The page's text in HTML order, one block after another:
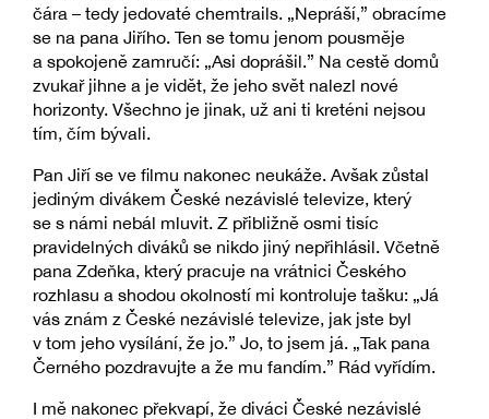
čára – tedy jedovaté chemtrails. „Nepráší,” obracíme
se na pana Jiřího. Ten se tomu jenom pousměje
a spokojeně zamručí: „Asi doprášil.” Na cestě domů
zvukař jihne a je vidět, že jeho svět nalezl nové
horizonty. Všechno je jinak, už ani ti kreténi nejsou
tím, čím bývali.
Pan Jiří se ve filmu nakonec neukáže. Avšak zůstal
jediným divákem České nezávislé televize, který
se s námi nebál mluvit. Z přibližně osmi tisíc
pravidelných diváků se nikdo jiný nepřihlásil. Včetně
pana Zdeňka, který pracuje na vrátnici Českého
rozhlasu a shodou okolností mi kontroluje tašku: „Já
vás znám z České nezávislé televize, jak jste byl
v tom jeho vysílání, že jo.” Jo, to jsem já. „Tak pana
Černého pozdravujte a že mu fandím.” Rád vyřídím.
I mě nakonec překvapí, že diváci České nezávislé